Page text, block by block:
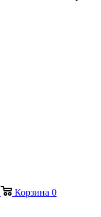
Корзина 0